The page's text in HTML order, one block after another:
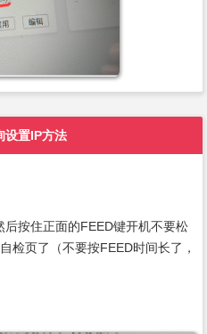
设置IP方法
按住正面的FEED键开机不要松
检页了（不要按FEED时间长了，